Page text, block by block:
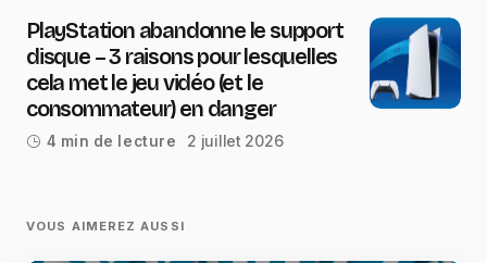
PlayStation abandonne le support
disque – 3 raisons pour lesquelles
cela met le jeu vidéo (et le
consommateur) en danger
4 min de lecture 2 juillet 2026
VOUS AIMEREZ AUSSI